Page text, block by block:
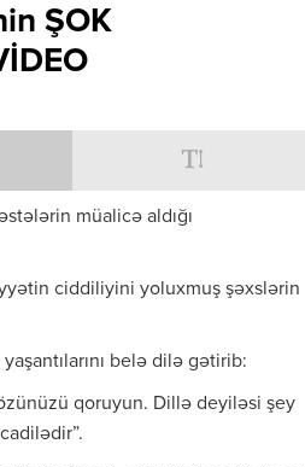
ŞOK
müalicə aldığı
ciddiliyini yoluxmuş şəxslərin
belə dilə gətirib:
qoruyun. Dillə deyiləsi şey